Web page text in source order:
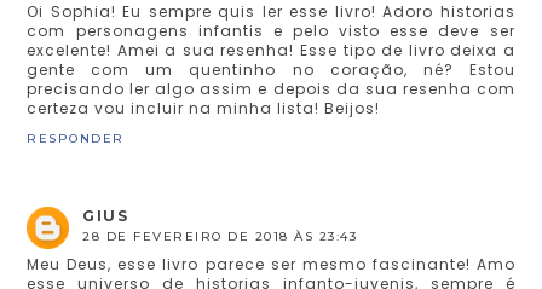
Oi Sophia! Eu sempre quis ler esse livro! Adoro historias
com personagens infantis e pelo visto esse deve ser
excelente! Amei a sua resenha! Esse tipo de livro deixa a
gente com um quentinho no coração, né? Estou
precisando ler algo assim e depois da sua resenha com
certeza vou incluir na minha lista! Beijos!
RESPONDER
GIUS
28 DE FEVEREIRO DE 2018 ÀS 23:43
Meu Deus, esse livro parece ser mesmo fascinante! Amo
esse universo de historias infanto-juvenis, sempre é